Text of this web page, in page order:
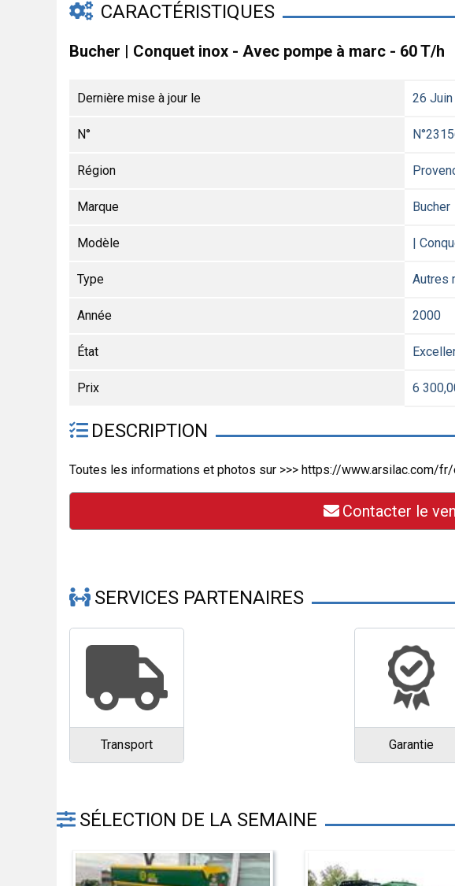
CARACTÉRISTIQUES
Bucher | Conquet inox - Avec pompe à marc - 60 T/h
Dernière mise à jour le 26 Juin
N°
Région
Marque Bucher
Modèle |
Type Autres
Année 2000
État
Prix 6
DESCRIPTION
Toutes les informations et photos sur >>> https://www.arsilac.com/
Contacter le
SERVICES PARTENAIRES
Transport Garantie
SÉLECTION DE LA SEMAINE